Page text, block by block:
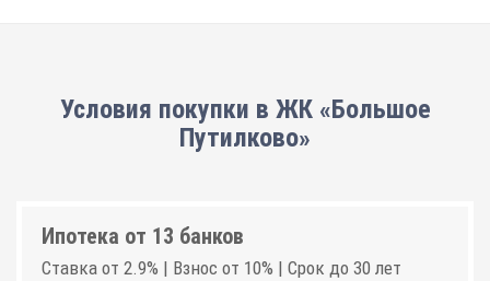
Условия покупки в ЖК «Большое
Путилково»
Ипотека от 13 банков
Ставка от 2.9% | Взнос от 10% | Срок до 30 лет